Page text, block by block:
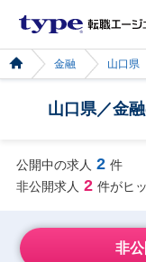
金融 山口県
山口県／金
公開中の求人 2 件
非公開求人 2 件がヒ
非